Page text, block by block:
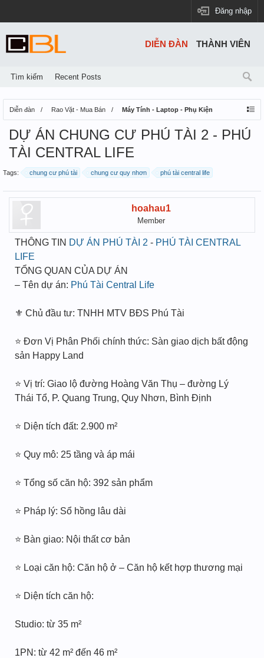
Đăng nhập
Diễn đàn Rao Vặt - Mua Bán Máy Tính - Laptop - Phụ Kiện
DỰ ÁN CHUNG CƯ PHÚ TÀI 2 - PHÚ
TÀI CENTRAL LIFE
Tags: chung cư phú tài chung cư quy nhơn phú tài central life
hoahau1
Member
THÔNG TIN DỰ ÁN PHÚ TÀI 2 - PHÚ TÀI CENTRAL
LIFE
TỔNG QUAN CỦA DỰ ÁN
– Tên dự án: Phú Tài Central Life
⚜ Chủ đầu tư: TNHH MTV BĐS Phú Tài
⭐ Đơn Vị Phân Phối chính thức: Sàn giao dịch bất động
sản Happy Land
⭐ Vị trí: Giao lộ đường Hoàng Văn Thụ – đường Lý
Thái Tổ, P. Quang Trung, Quy Nhơn, Bình Định
⭐ Diện tích đất: 2.900 m²
⭐ Quy mô: 25 tầng và áp mái
⭐ Tổng số căn hộ: 392 sản phẩm
⭐ Pháp lý: Sổ hồng lâu dài
⭐ Bàn giao: Nội thất cơ bản
⭐ Loại căn hộ: Căn hộ ở – Căn hộ kết hợp thương mại
⭐ Diện tích căn hộ:
Studio: từ 35 m²
1PN: từ 42 m² đến 46 m²
DIỄN ĐÀN
Tìm kiếm Recent Posts
THÀNH VIÊN